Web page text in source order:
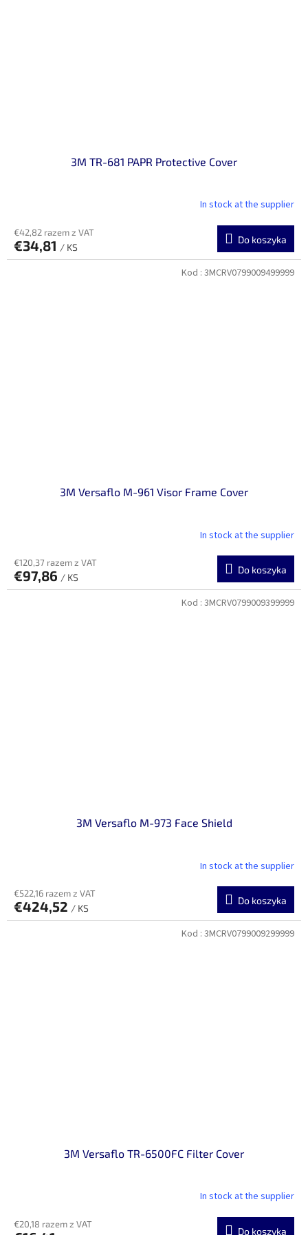
3M TR-681 PAPR Protective Cover
In stock at the supplier
€42,82 razem z VAT
€34,81 / KS
Do koszyka
3M Versaflo M-961 Visor Frame Cover
In stock at the supplier
€120,37 razem z VAT
€97,86 / KS
Do koszyka
Kod : 3MCRV0799009499999
3M Versaflo M-973 Face Shield
In stock at the supplier
€522,16 razem z VAT
€424,52 / KS
Do koszyka
Kod : 3MCRV0799009399999
3M Versaflo TR-6500FC Filter Cover
In stock at the supplier
€20,18 razem z VAT
Do koszyka
Kod : 3MCRV0799009299999